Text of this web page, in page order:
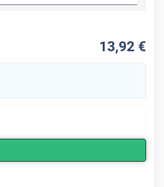
13,92 €